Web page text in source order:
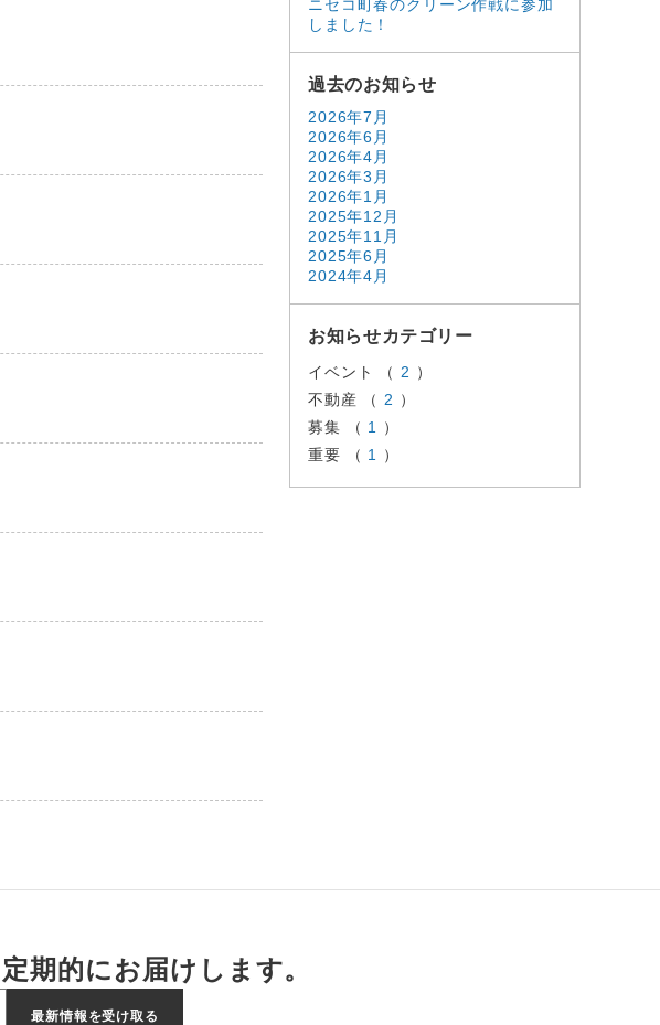
ニセコ町春のクリーン作戦に参加
しました！
過去のお知らせ
2026年7月
2026年6月
2026年4月
2026年3月
2026年1月
2025年12月
2025年11月
2025年6月
2024年4月
お知らせカテゴリー
イベント （ 2 ）
不動産 （ 2 ）
募集 （ 1
）
重要 （ 1 ）
定期的にお届けします。